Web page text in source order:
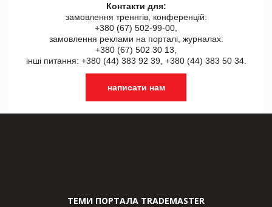
Контакти для:
замовлення треннгів, конференцій:
+380 (67) 502-99-00,
замовлення реклами на порталі, журналах:
+380 (67) 502 30 13,
інші питання: +380 (44) 383 92 39, +380 (44) 383 50 34.
написати нам
ТЕМИ ПОРТАЛА TRADEMASTER